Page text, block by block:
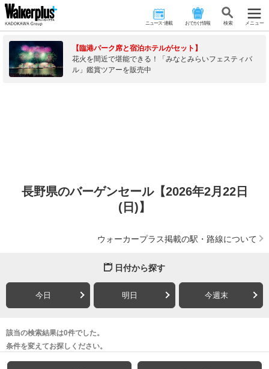
ニュース･連載 おでかけ情報 検 索 メニュー
【臨港パーク席と宿泊ホテルがセット】
花火を間近で堪能できる！「みなとみらいフェスティバ
ル」鑑賞ツアーを販売中
長野県のバーゲンセール【2026年2月22日
(日)】
ウォーカープラス掲載の駅・路線について
日付から探す
今日 明日 今週末
該当の検索結果は0件でした。
条件を変えてお探しください。